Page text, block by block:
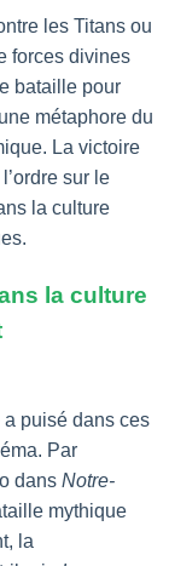
les Titans ou
forces divines
bataille pour
métaphore du
La victoire
sur le
la culture
la culture
puisé dans ces
Par
dans Notre-
mythique
la